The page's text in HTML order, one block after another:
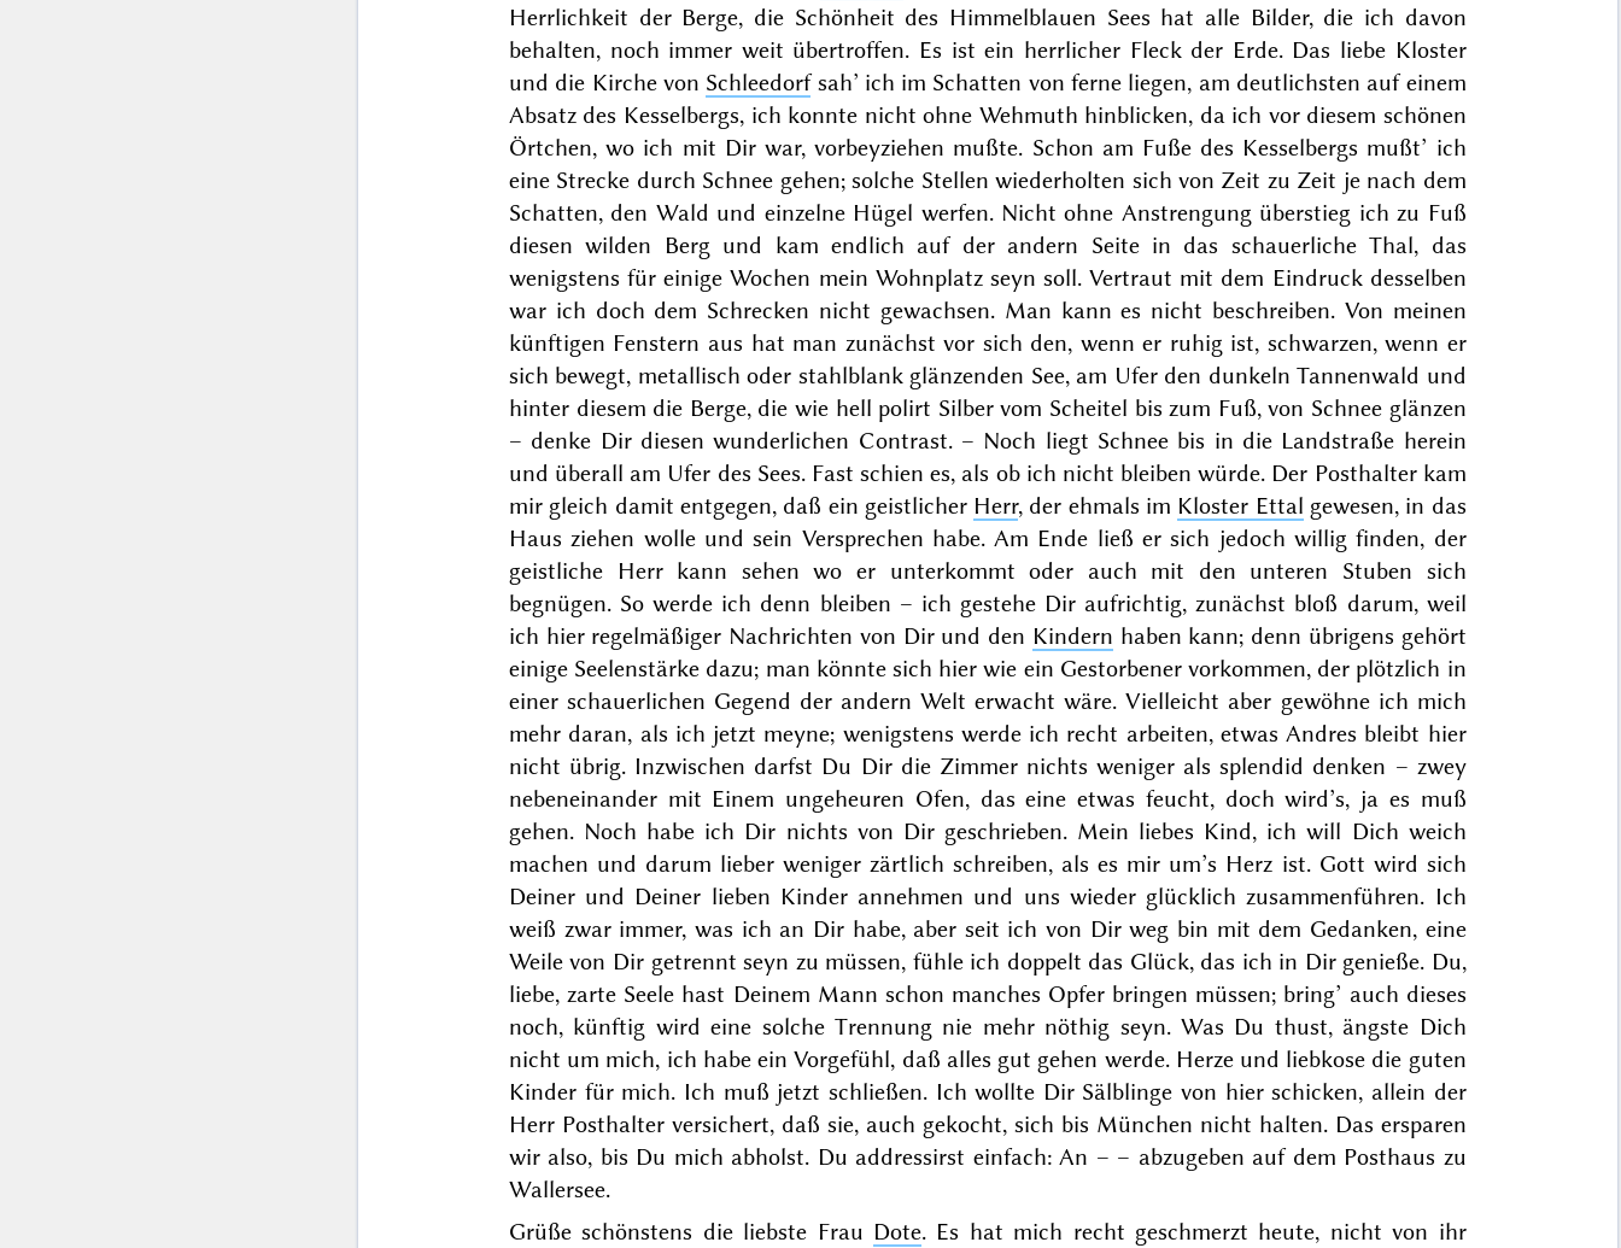
Herrlichkeit der Berge, die Schönheit des Himmelblauen Sees hat alle Bilder, die ich davon
behalten, noch immer weit übertroffen. Es ist ein herrlicher Fleck der Erde. Das liebe Kloster
und die Kirche von Schleedorfsah’ ich im Schatten von ferne liegen, am deutlichsten auf einem
Absatz des Kesselbergs, ich konnte nicht ohne Wehmuth hinblicken, da ich vor diesem schönen
Örtchen, wo ich mit Dirwar, vorbeyziehen mußte. Schon am Fuße des Kesselbergs mußt’ ich
eine Strecke durch Schnee gehen; solche Stellen wiederholten sich von Zeit zu Zeit je nach dem
Schatten, den Wald und einzelne Hügel werfen. Nicht ohne Anstrengung überstieg ich zu Fuß
diesen wilden Berg und kam endlich auf der andern Seite in das schauerliche Thal, das
wenigstens für einige Wochen mein Wohnplatz seyn soll. Vertraut mit dem Eindruck desselben
war ich doch dem Schrecken nicht gewachsen. Man kann es nicht beschreiben. Von meinen
künftigen Fenstern aus hat man zunächst vor sich den, wenn er ruhig ist, schwarzen, wenn er
sich bewegt, metallisch oder stahlblank glänzenden See, am Ufer den dunkeln Tannenwald und
hinter diesem die Berge, die wie hell polirt Silber vom Scheitel bis zum Fuß, von Schnee glänzen
– denke Dir diesen wunderlichen Contrast. – Noch liegt Schnee bis in die Landstraße herein
und überall am Ufer des Sees. Fast schien es, als ob ich nicht bleiben würde. Der Posthalter kam
mir gleich damit entgegen, daß ein geistlicher Herr, der ehmals im Kloster Ettal gewesen, in das
Haus ziehen wolle und sein Versprechen habe. Am Ende ließ er sich jedoch willig finden, der
geistliche Herr kann sehen wo er unterkommt oder auch mit den unteren Stuben sich
begnügen. So werde ich denn bleiben – ich gestehe Dir aufrichtig, zunächst bloß darum, weil
ich hier regelmäßiger Nachrichten von Dir und den Kindern haben kann; denn übrigens gehört
einige Seelenstärke dazu; man könnte sich hier wie ein Gestorbener vorkommen, der plötzlich in
einer schauerlichen Gegend der andern Welt erwacht wäre. Vielleicht aber gewöhne ich mich
mehr daran, als ich jetzt meyne; wenigstens werde ich recht arbeiten, etwas Andres bleibt hier
nicht übrig. Inzwischen darfst Du Dir die Zimmer nichts weniger als splendid denken – zwey
nebeneinander mit Einem ungeheuren Ofen, das eine etwas feucht, doch wird’s, ja es muß
gehen. Noch habe ich Dir nichts von Dir geschrieben. Mein liebes Kind, ich will Dich weich
machen und darum lieber weniger zärtlich schreiben, als es mir um’s Herz ist. Gott wird sich
Deiner und Deiner lieben Kinder annehmen und uns wieder glücklich zusammenführen. Ich
weiß zwar immer, was ich an Dir habe, aber seit ich von Dir weg bin mit dem Gedanken, eine
Weile von Dir getrennt seyn zu müssen, fühle ich doppelt das Glück, das ich in Dir genieße. Du,
liebe, zarte Seele hast Deinem Mann schon manches Opfer bringen müssen; bring’ auch dieses
noch, künftig wird eine solche Trennung nie mehr nöthig seyn. Was Du thust, ängste Dich
nicht um mich, ich habe ein Vorgefühl, daß alles gut gehen werde. Herze und liebkose die guten
Kinder für mich. Ich muß jetzt schließen. Ich wollte Dir Sälblinge von hier schicken, allein der
Herr Posthalter versichert, daß sie, auch gekocht, sich bis München nicht halten. Das ersparen
wir also, bis Du mich abholst. Du addressirst einfach: An – – abzugeben auf dem Posthaus zu
Wallersee.
Grüße schönstens die liebste Frau Dote. Es hat mich recht geschmerzt heute, nicht von ihr